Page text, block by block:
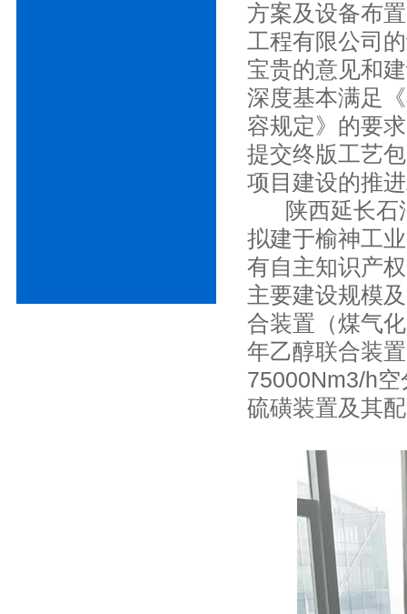
方案及设备布
工程有限公司
宝贵的意见和
深度基本满足
容规定》的要
提交终版工艺
项目建设的推
陕西延长
拟建于榆神工
有自主知识产
主要建设规模
合装置（煤气
年乙醇联合装
75000Nm3/h
硫磺装置及其